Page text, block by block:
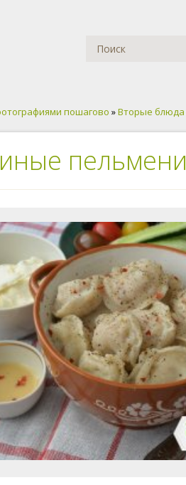
пошагово »Вторые блюда
пельмени